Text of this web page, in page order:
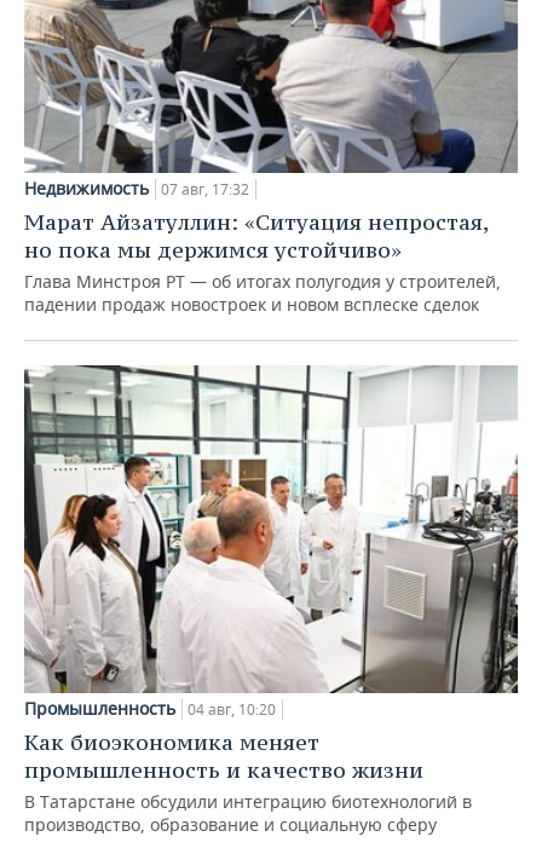
Недвижимость 07 авг, 17:32
Марат Айзатуллин: «Ситуация непростая,
но пока мы держимся устойчиво»
Глава Минстроя РТ — об итогах полугодия у строителей,
падении продаж новостроек и новом всплеске сделок
Промышленность 04 авг, 10:20
Как биоэкономика меняет
промышленность и качество жизни
В Татарстане обсудили интеграцию биотехнологий в
производство, образование и социальную сферу